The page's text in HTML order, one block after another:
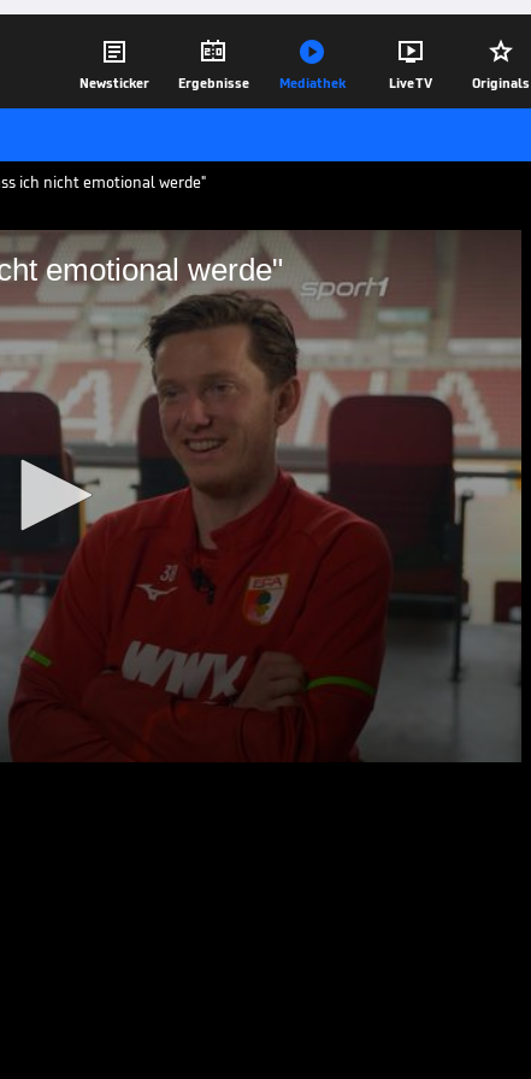

Newsticker

Ergebnisse

Mediathek

Live TV

Originals
ich nicht emotional werde"
emotional werde"
ich nicht emotional
wieder zu einer
Anteil hatte Michael Gregoritsch mit
Der Stürmer vom FC
sein.
23.02.26